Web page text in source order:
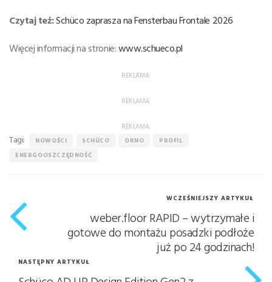
Czytaj też:Schüco zaprasza na Fensterbau Frontale 2026
Więcej informacji na stronie:www.schueco.pl
REKLAMA:
REKLAMA:
REKLAMA:
Tagi: NOWOŚCI SCHÜCO OKNO
PROFIL
ENERGOOSZCZĘDNOŚĆ
WCZEŚNIEJSZY ARTYKUŁ
weber.floor RAPID – wytrzymałe i
gotowe do montażu posadzki podłoże
już po 24 godzinach!
NASTĘPNY ARTYKUŁ